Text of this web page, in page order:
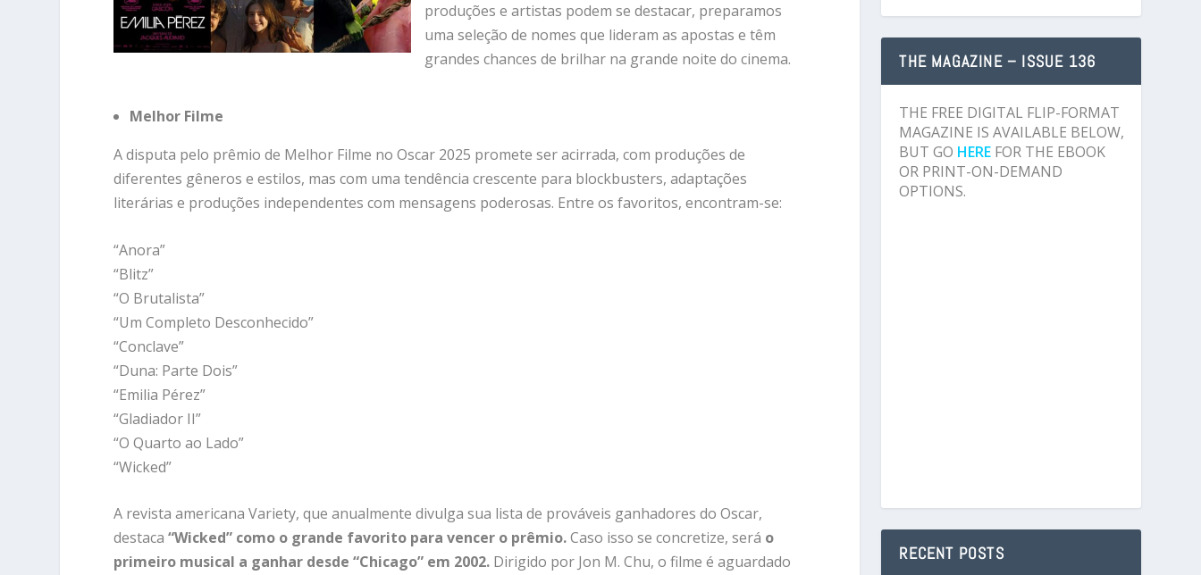
produções e artistas podem se destacar, preparamos
uma seleção de nomes que lideram as apostas e têm
grandes chances de brilhar na grande noite do cinema.
Melhor Filme
A disputa pelo prêmio de Melhor Filme no Oscar 2025 promete ser acirrada, com produções de
diferentes gêneros e estilos, mas com uma tendência crescente para blockbusters, adaptações
literárias e produções independentes com mensagens poderosas. Entre os favoritos, encontram-se:
“Anora”
“Blitz”
“O Brutalista”
“Um Completo Desconhecido”
“Conclave”
“Duna: Parte Dois”
“Emilia Pérez”
“Gladiador II”
“O Quarto ao Lado”
“Wicked”
A revista americana Variety, que anualmente divulga sua lista de prováveis ganhadores do Oscar,
destaca“Wicked” como o grande favorito para vencer o prêmio.Caso isso se concretize, será o
primeiro musical a ganhar desde “Chicago” em 2002. Dirigido por Jon M. Chu, o filme é aguardado
THE MAGAZINE – ISSUE 136
THE FREE DIGITAL FLIP-FORMAT
MAGAZINE IS AVAILABLE BELOW,
BUT GO HERE FOR THE EBOOK
OR PRINT-ON-DEMAND
OPTIONS.
RECENT POSTS